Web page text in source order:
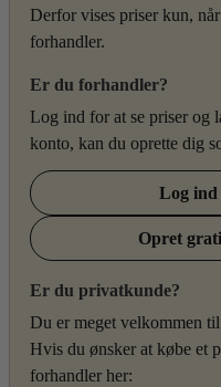
Derfor vises priser kun,
forhandler.
Er du forhandler?
Log ind for at se priser og
konto, kan du oprette dig
Log ind
Opret
Er du privatkunde?
Du er meget velkommen
Hvis du ønsker at købe et
forhandler her: